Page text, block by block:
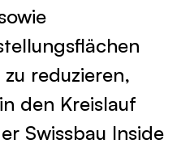
reduzieren,
den Kreislauf
Swissbau Inside